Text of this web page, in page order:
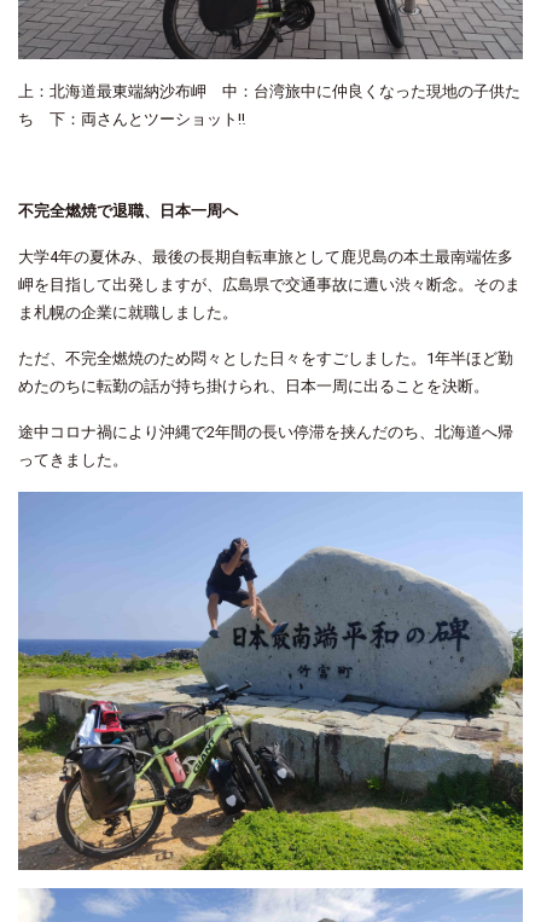
上：北海道最東端納沙布岬 中：台湾旅中に仲良くなった現地の子供た
ち 下：両さんとツーショット‼
不完全燃焼で退職、日本一周へ
大学4年の夏休み、最後の長期自転車旅として鹿児島の本土最南端佐多
岬を目指して出発しますが、広島県で交通事故に遭い渋々断念。そのま
ま札幌の企業に就職しました。
ただ、不完全燃焼のため悶々とした日々をすごしました。 1年半ほど勤
めたのちに転勤の話が持ち掛けられ、日本一周に出ることを決断。
途中コロナ禍により沖縄で2年間の長い停滞を挟んだのち、北海道へ帰
ってきました。